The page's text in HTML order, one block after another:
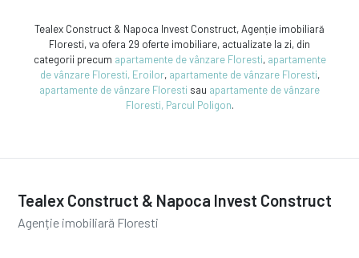
Tealex Construct & Napoca Invest Construct, Agenție imobiliară
Floresti, va ofera 29 oferte imobiliare, actualizate la zi, din
categorii precum apartamente de vânzare Floresti, apartamente
de vânzare Floresti, Eroilor, apartamente de vânzare Floresti,
apartamente de vânzare Floresti sau apartamente de vânzare
Floresti, Parcul Poligon.
Tealex Construct & Napoca Invest Construct
Agenție imobiliară Floresti